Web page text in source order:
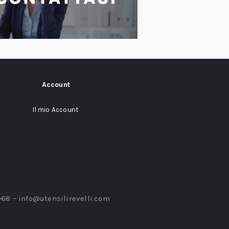
Account
Il mio Account
– info@utensilirevelli.com